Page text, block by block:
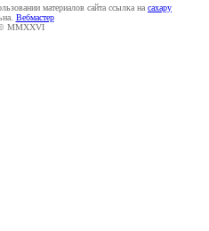
материалов сайта ссылка на caxapу
Вебмастер
MMXXVI